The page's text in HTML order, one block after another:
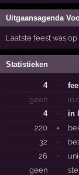
Uitgaansagenda
Laatste feest was op
Statistieken
4 ·
geen
·
in
4
·
in
220
×
32
·
26
·
geen